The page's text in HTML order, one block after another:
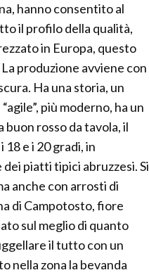
hanno consentito al
il profilo della qualità,
in Europa, questo
produzione avviene con
Ha una storia, un
più moderno, ha un
rosso da tavola, il
e i 20 gradi, in
piatti tipici abruzzesi. Si
anche con arrosti di
di Campotosto, fiore
sul meglio di quanto
il tutto con un
nella zona la bevanda